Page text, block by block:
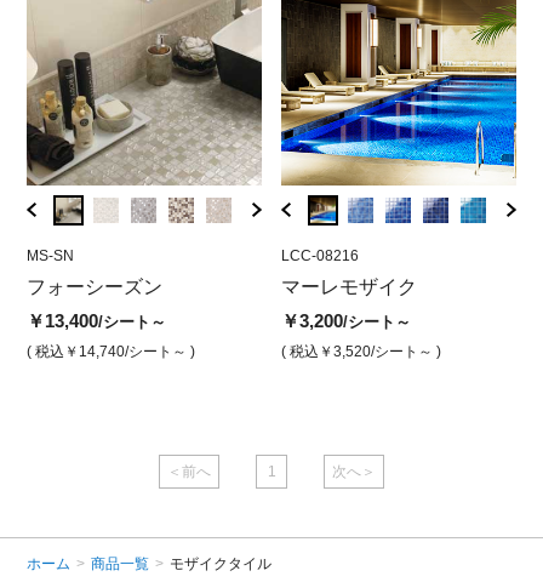
MS-SN
フォーシーズン
￥13,400/シート～
( 税込￥14,740/シート～ )
MS-SN
フォーシーズン スノー
￥13,400/シート
( 税込￥14,740/シート )
LCC-98073
マーレモザイク ソウル ス
ラックブルー
￥3,200/シート
LCC-08216
マーレモザイク
￥3,200/シート～
( 税込￥3,520/シート～ )
＜前へ 1 次へ＞
ホーム > 商品一覧 > モザイクタイル